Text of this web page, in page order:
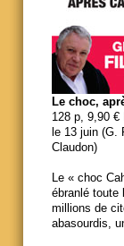
Le choc,
128 p, 9,90 €
le 13 juin (G.
Claudon)
Le « choc
ébranlé toute
millions de
abasourdis,